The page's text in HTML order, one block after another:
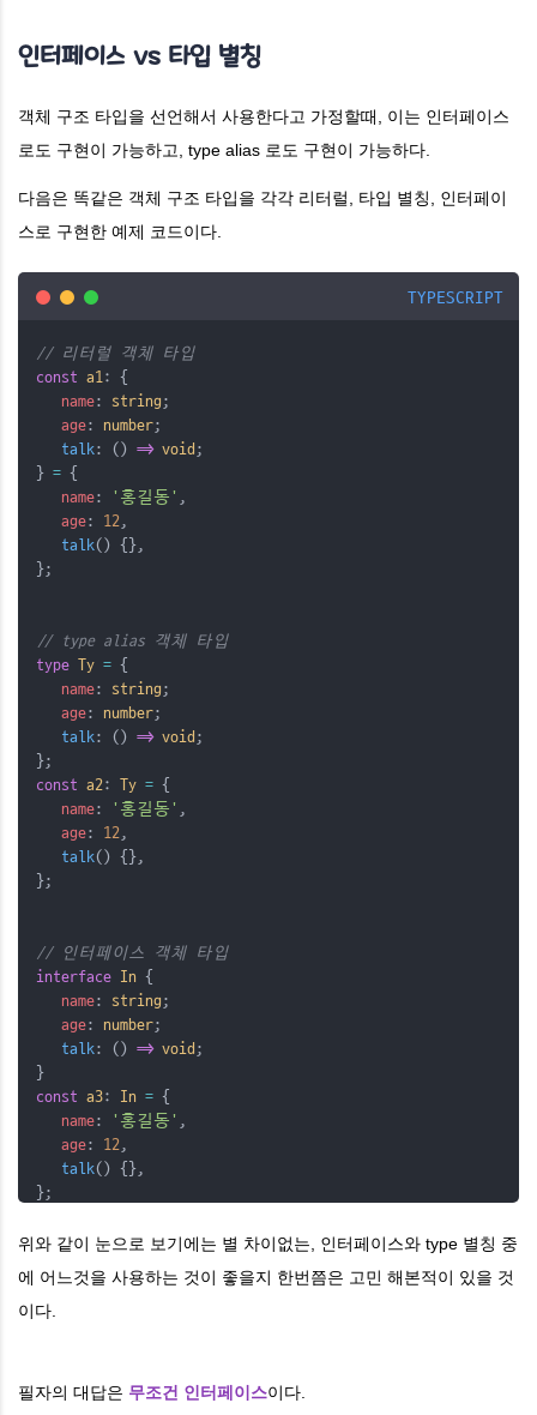
인터페이스 vs 타입 별칭
객체 구조 타입을 선언해서 사용한다고 가정할때, 이는 인터페이스
로도 구현이 가능하고, type alias 로도 구현이 가능하다.
다음은 똑같은 객체 구조 타입을 각각 리터럴, 타입 별칭, 인터페이
스로 구현한 예제 코드이다.
TYPESCRIPT
// 리터럴 객체 타입
const a1: {
name: string ;
age: number;
talk: () => void ;
} = {
name: '홍길동' ,
age: 12,
talk() {},
};
// type alias 객체 타입
type Ty = {
name: string ;
age: number;
talk: () => void ;
};
const a2: Ty = {
name: '홍길동' ,
age: 12,
talk() {},
};
// 인터페이스 객체 타입
interface In {
name: string ;
age: number;
talk: () => void ;
}
const a3: In = {
name: '홍길동' ,
age: 12,
talk() {},
};
위와 같이 눈으로 보기에는 별 차이없는, 인터페이스와 type 별칭 중
에 어느것을 사용하는 것이 좋을지 한번쯤은 고민 해본적이 있을 것
이다.
필자의 대답은 무조건 인터페이스이다.